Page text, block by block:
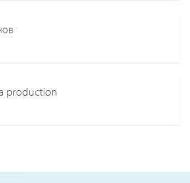
production